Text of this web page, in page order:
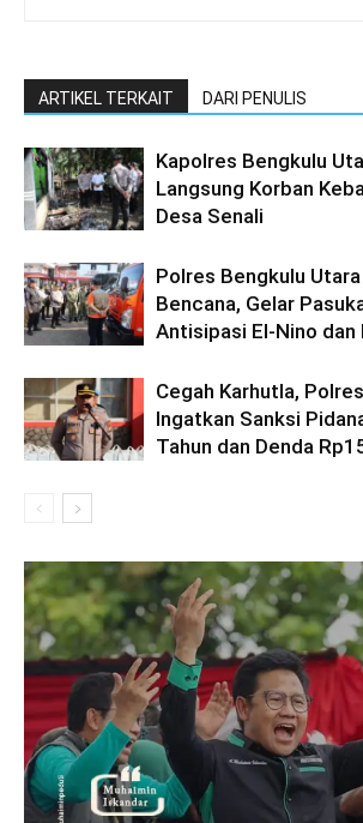
ARTIKEL TERKAIT DARI PENULIS
Kapolres Bengkulu
Langsung Korban
Desa Senali
Polres Bengkulu
Bencana, Gelar
Antisipasi El-Nino dan
Cegah Karhutla,
Ingatkan Sanksi
Tahun dan Denda